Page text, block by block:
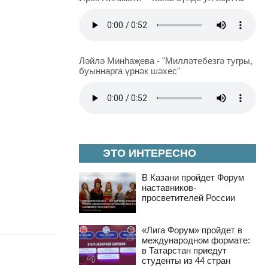
ЭТО ИНТЕРЕСНО
В Казани пройдет Форум
наставников-
просветителей России
«Лига Форум» пройдет в
международном формате:
в Татарстан приедут
студенты из 44 стран
Ләйлә Минһаҗева - "Милләтебезгә тугры,
буыннарга үрнәк шәхес"